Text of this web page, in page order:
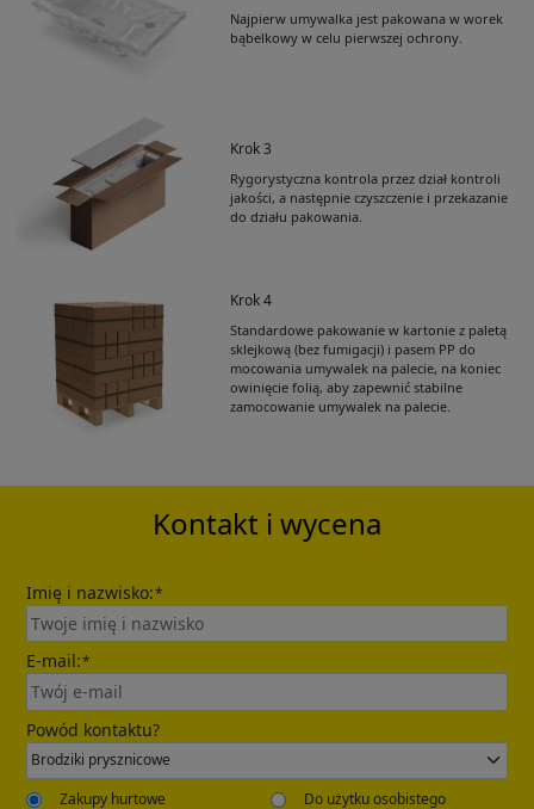
Najpierw umywalka jest pakowana w worek
bąbelkowy w celu pierwszej ochrony.
Krok 3
Rygorystyczna kontrola przez dział kontroli
jakości, a następnie czyszczenie i przekazanie
do działu pakowania.
Krok 4
Standardowe pakowanie w kartonie z paletą
sklejkową (bez fumigacji) i pasem PP do
mocowania umywalek na palecie, na koniec
owinięcie folią, aby zapewnić stabilne
zamocowanie umywalek na palecie.
Get Catalogue
Please leave your contact information,the
Send
Kontakt i wycena
Imię i nazwisko:*
E-mail:*
Powód kontaktu?
Zakupy hurtowe Do użytku osobistego